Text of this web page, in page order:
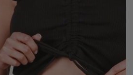
Medien
{{
index
}}